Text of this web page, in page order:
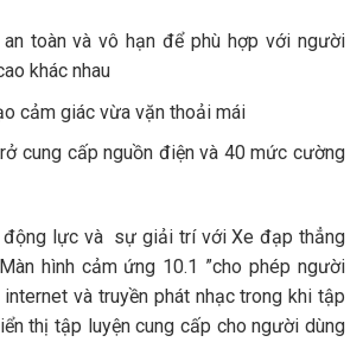
an toàn và vô hạn để phù hợp với người
khác nhau
cảm giác vừa vặn thoải mái
cung cấp nguồn điện và 40 mức cường
động lực và sự giải trí với Xe đạp thẳng
hình cảm ứng 10.1 ”cho phép người
và truyền phát nhạc trong khi tập
thị tập luyện cung cấp cho người dùng